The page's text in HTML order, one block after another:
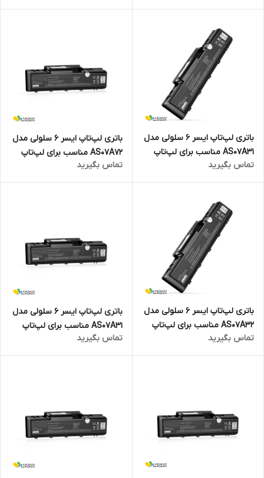
باتری لپ‌تاپ ایسر 6 سلولی مدل
AS07A31 مناسب برای لپ‌تاپ
Aspire 4720
تماس بگیرید
باتری لپ‌تاپ ایسر 6 سلولی مدل
AS07A72 مناسب برای لپ‌تاپ
Aspire 4710Z
تماس بگیرید
باتری لپ‌تاپ ایسر 6 سلولی مدل
AS07A32 مناسب برای لپ‌تاپ
Aspire 4920G
تماس بگیرید
باتری لپ‌تاپ ایسر 6 سلولی مدل
AS07A31 مناسب برای لپ‌تاپ
Aspire 4520
تماس بگیرید